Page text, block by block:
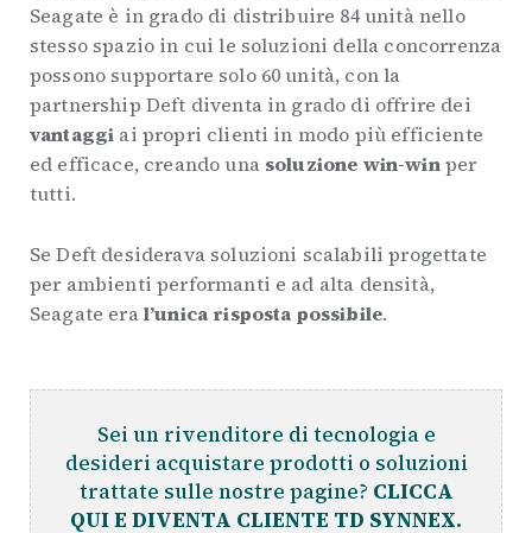
Seagate è in grado di distribuire 84 unità nello
stesso spazio in cui le soluzioni della concorrenza
possono supportare solo 60 unità, con la
partnership Deft diventa in grado di offrire dei
vantaggi ai propri clienti in modo più efficiente
ed efficace, creando una soluzione win-winper
tutti.
Se Deft desiderava soluzioni scalabili progettate
per ambienti performanti e ad alta densità,
Seagate eral’unica risposta possibile.
Sei un rivenditore di tecnologia e
desideri acquistare prodotti o soluzioni
trattate sulle nostre pagine? CLICCA
QUI E DIVENTA CLIENTE TD SYNNEX.